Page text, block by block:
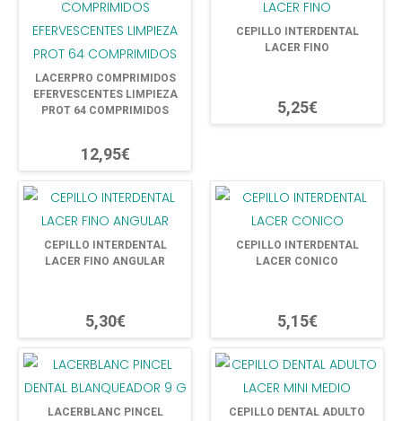
LACERPRO COMPRIMIDOS
EFERVESCENTES LIMPIEZA
PROT 64 COMPRIMIDOS
12,95€
CEPILLO INTERDENTAL
LACER FINO
5,25€
CEPILLO INTERDENTAL
LACER FINO ANGULAR
5,30€
CEPILLO INTERDENTAL
LACER CONICO
5,15€
LACERBLANC PINCEL
CEPILLO DENTAL ADULTO